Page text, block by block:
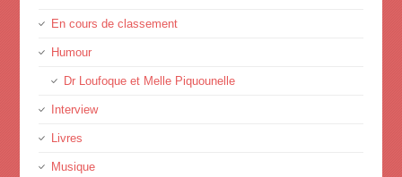
En cours de classement
Humour
Dr Loufoque et Melle Piquounelle
Interview
Livres
Musique